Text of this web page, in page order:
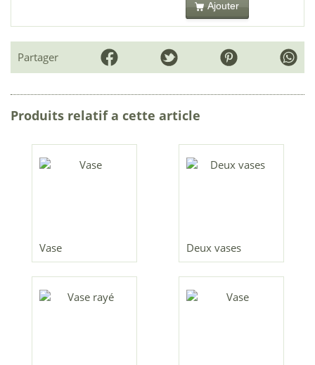
Ajouter
Partager
Produits relatif a cette article
Vase Deux vases